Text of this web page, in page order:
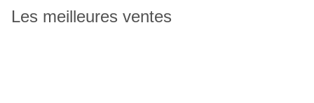
Les meilleures ventes